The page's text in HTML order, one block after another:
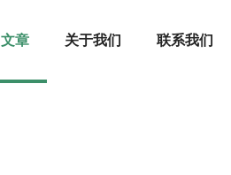
文章 关于我们 联系我们